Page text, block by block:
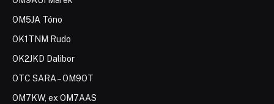
OM5JA Tóno
OK1TNM Rudo
OK2JKD Dalibor
OTC SARA – OM9OT
OM7KW, ex OM7AAS